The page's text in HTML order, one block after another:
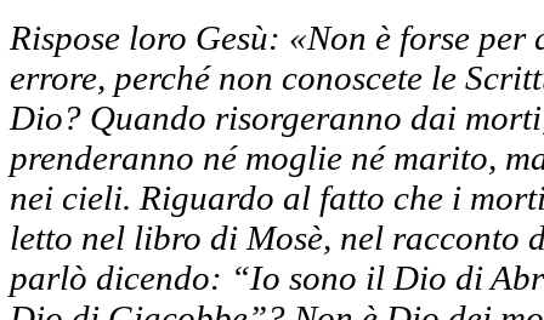
Rispose loro Gesù: «Non è forse per
errore, perché non conoscete le
Dio? Quando risorgeranno dai
prenderanno né moglie né marito,
nei cieli. Riguardo al fatto che i
letto nel libro di Mosè, nel racconto
parlò dicendo: “Io sono il Dio di